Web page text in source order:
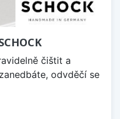
čištit a
odvděčí se